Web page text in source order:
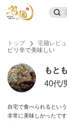
トップ 宅麺レビ
ピリ辛で美味しい
もと
40代/
自宅で食べられるとい
非常に美味しかったです